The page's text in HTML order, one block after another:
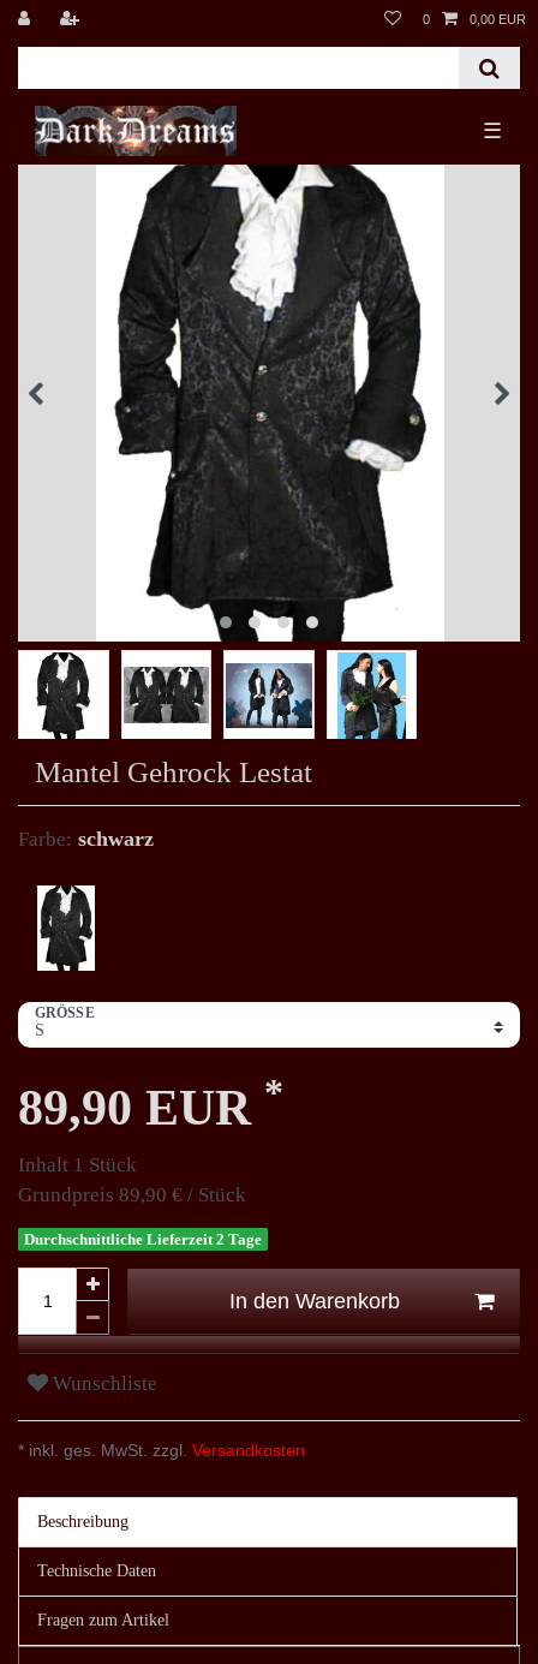
0 0,00 EUR
☰
Mantel Gehrock Lestat
Farbe: schwarz
GRÖSSE
89,90 EUR *
Inhalt 1 Stück
Grundpreis 89,90 € / Stück
Durchschnittliche Lieferzeit 2 Tage
In den Warenkorb
Wunschliste
* inkl. ges. MwSt. zzgl. Versandkosten
Beschreibung
Technische Daten
Fragen zum Artikel